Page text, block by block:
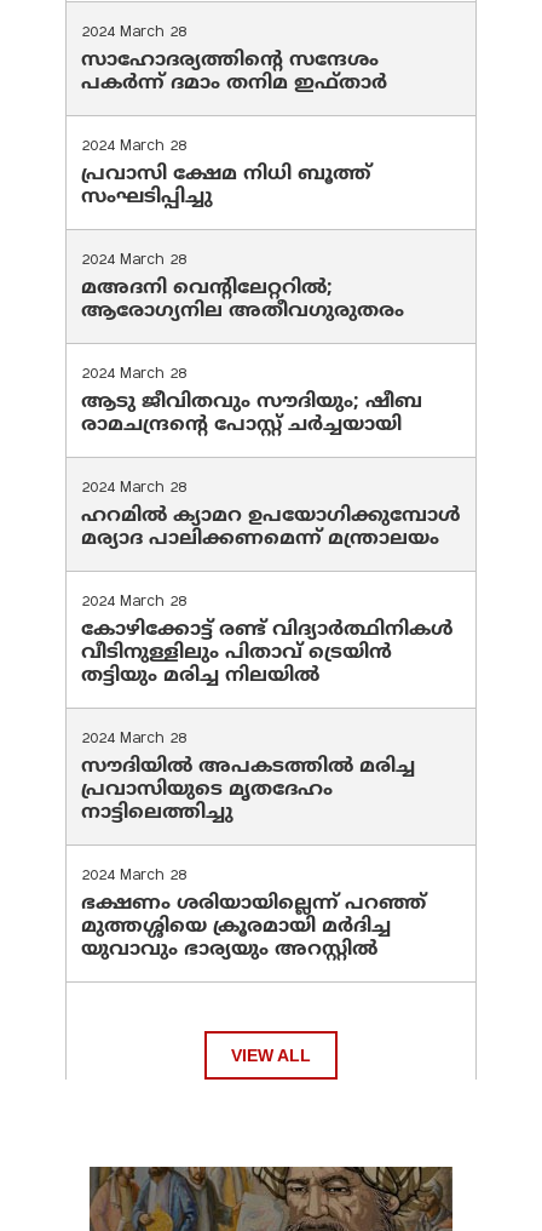
2024 March 28
സാഹോദര്യത്തിന്റെ സന്ദേശം
പകർന്ന് ദമാം തനിമ ഇഫ്‌താർ
2024 March 28
പ്രവാസി ക്ഷേമ നിധി ബൂത്ത്
സംഘടിപ്പിച്ചു
2024 March 28
മഅദനി വെന്റിലേറ്ററിൽ;
ആരോഗ്യനില അതീവഗുരുതരം
2024 March 28
ആടു ജീവിതവും സൗദിയും; ഷീബ
രാമചന്ദ്രന്റെ പോസ്റ്റ് ചര്‍ച്ചയായി
2024 March 28
ഹറമില്‍ ക്യാമറ ഉപയോഗിക്കുമ്പോള്‍
മര്യാദ പാലിക്കണമെന്ന് മന്ത്രാലയം
2024 March 28
കോഴിക്കോട്ട് രണ്ട് വിദ്യാർത്ഥിനികൾ
വീടിനുള്ളിലും പിതാവ് ട്രെയിൻ
തട്ടിയും മരിച്ച നിലയിൽ
2024 March 28
സൗദിയില്‍ അപകടത്തില്‍ മരിച്ച
പ്രവാസിയുടെ മൃതദേഹം
നാട്ടിലെത്തിച്ചു
2024 March 28
ഭക്ഷണം ശരിയായില്ലെന്ന് പറഞ്ഞ്
മുത്തശ്ശിയെ ക്രൂരമായി മര്‍ദിച്ച
യുവാവും ഭാര്യയും അറസ്റ്റില്‍
VIEW ALL